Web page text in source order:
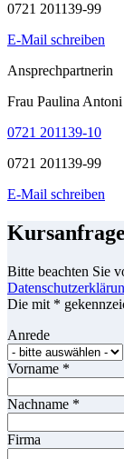
0721 201139-99
E-Mail schreiben
Ansprechpartnerin
Frau Paulina Antoni
0721 201139-10
0721 201139-99
E-Mail schreiben
Kursanfrage
Bitte beachten Sie
Die mit *
Anrede
Vorname *
Nachname *
Firma